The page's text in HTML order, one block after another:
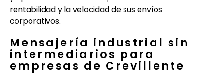
rentabilidad y la velocidad de sus envíos
corporativos.
Mensajería industrial sin
intermediarios para
empresas de Crevillente